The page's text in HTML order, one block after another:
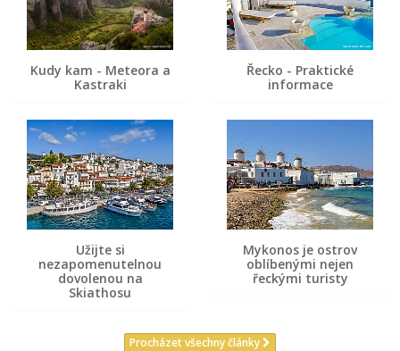
Kudy kam - Meteora a
Kastraki
Řecko - Praktické
informace
Užijte si
nezapomenutelnou
dovolenou na
Skiathosu
Mykonos je ostrov
oblíbenými nejen
řeckými turisty
Procházet všechny články